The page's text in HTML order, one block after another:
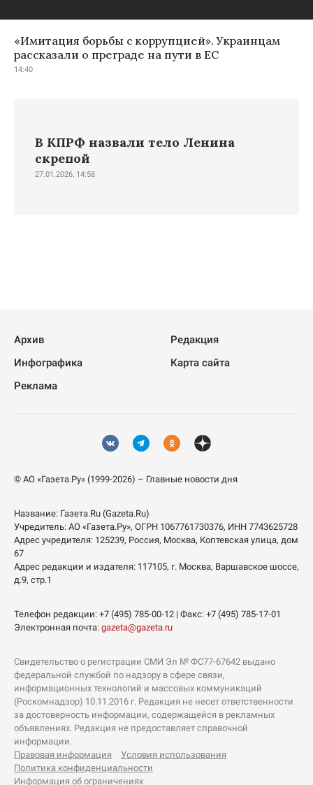
«Имитация борьбы с коррупцией». Украинцам
рассказали о преграде на пути в ЕС
14:40
В КПРФ назвали тело Ленина
скрепой
27.01.2026, 14:58
Архив
Редакция
Инфографика
Карта сайта
Реклама
© АО «Газета.Ру» (1999-2026) – Главные новости дня
Название: Газета.Ru (Gazeta.Ru)
Учредитель: АО «Газета.Ру», ОГРН 1067761730376, ИНН 7743625728
Адрес учредителя: 125239, Россия, Москва, Коптевская улица, дом
67
Адрес редакции и издателя: 117105, г. Москва, Варшавское шоссе,
д.9, стр.1
Телефон редакции: +7 (495) 785-00-12 | Факс: +7 (495) 785-17-01
Электронная почта: gazeta@gazeta.ru
Свидетельство о регистрации СМИ Эл № ФС77-67642 выдано
федеральной службой по надзору в сфере связи,
информационных технологий и массовых коммуникаций
(Роскомнадзор) 10.11.2016 г. Редакция не несет ответственности
за достоверность информации, содержащейся в рекламных
объявлениях. Редакция не предоставляет справочной
информации.
Правовая информация
Условия использования
Политика конфиденциальности
Информация об ограничениях